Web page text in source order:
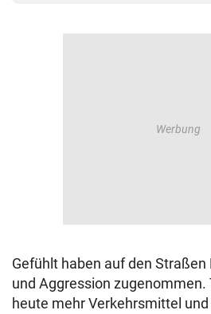
Gefühlt haben auf den
und Aggression
heute mehr Verkehrsmittel